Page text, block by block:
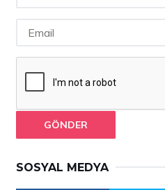
GÖNDER
SOSYAL MEDYA